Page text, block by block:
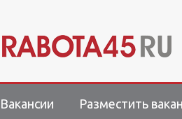
Вакансии Разместить